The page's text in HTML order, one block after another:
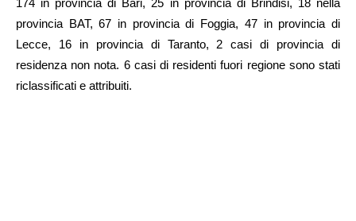
174 in provincia di Bari, 25 in provincia di Brindisi, 18 nella
provincia BAT, 67 in provincia di Foggia, 47 in provincia di
Lecce, 16 in provincia di Taranto, 2 casi di provincia di
residenza non nota. 6 casi di residenti fuori regione sono stati
riclassificati e attribuiti.